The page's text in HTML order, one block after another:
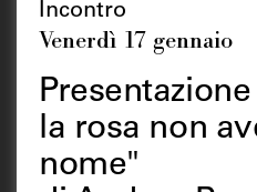
Incontro
Venerdì 17 gennaio
la rosa non
nome"